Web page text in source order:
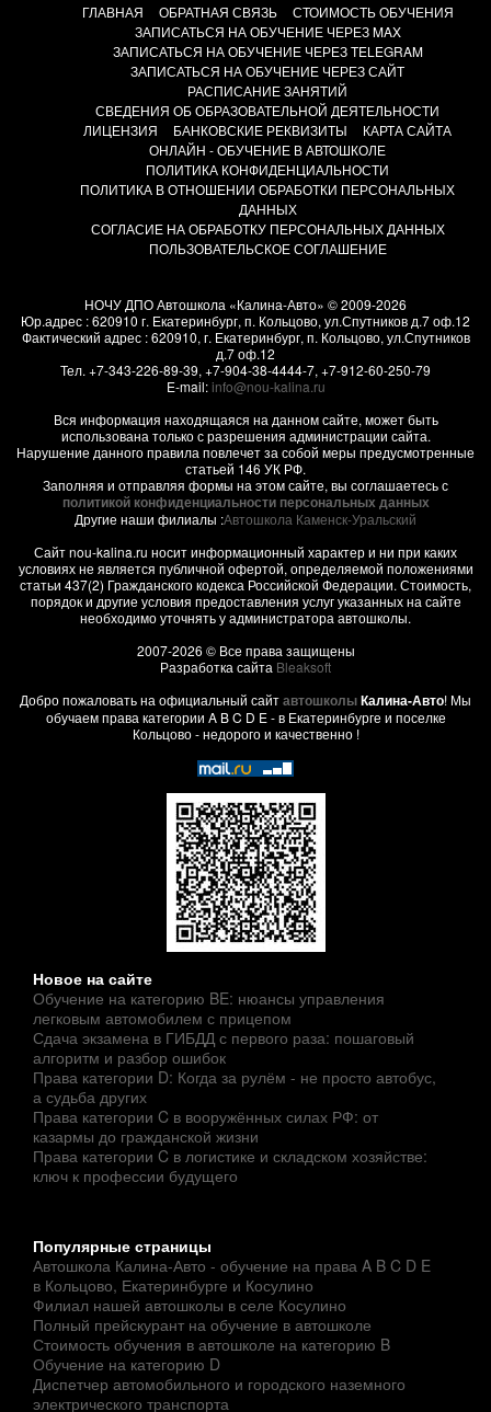
ГЛАВНАЯ ОБРАТНАЯ СВЯЗЬ
СТОИМОСТЬ ОБУЧЕНИЯ
ЗАПИСАТЬСЯ НА ОБУЧЕНИЕ ЧЕРЕЗ MAX
ЗАПИСАТЬСЯ НА ОБУЧЕНИЕ ЧЕРЕЗ TELEGRAM
ЗАПИСАТЬСЯ НА ОБУЧЕНИЕ ЧЕРЕЗ САЙТ
РАСПИСАНИЕ ЗАНЯТИЙ
СВЕДЕНИЯ ОБ ОБРАЗОВАТЕЛЬНОЙ ДЕЯТЕЛЬНОСТИ
ЛИЦЕНЗИЯ
БАНКОВСКИЕ РЕКВИЗИТЫ
КАРТА САЙТА
ОНЛАЙН - ОБУЧЕНИЕ В АВТОШКОЛЕ
ПОЛИТИКА КОНФИДЕНЦИАЛЬНОСТИ
ПОЛИТИКА В ОТНОШЕНИИ ОБРАБОТКИ ПЕРСОНАЛЬНЫХ
ДАННЫХ
СОГЛАСИЕ НА ОБРАБОТКУ ПЕРСОНАЛЬНЫХ ДАННЫХ
ПОЛЬЗОВАТЕЛЬСКОЕ СОГЛАШЕНИЕ
НОЧУ ДПО Автошкола «Калина-Авто» © 2009-2026
Юр.адрес : 620910 г. Екатеринбург, п. Кольцово, ул.Спутников д.7 оф.12
Фактический адрес :620910, г. Екатеринбург, п. Кольцово, ул.Спутников
д.7 оф.12
Тел. +7-343-226-89-39, +7-904-38-4444-7, +7-912-60-250-79
E-mail:info@nou-kalina.ru
Вся информация находящаяся на данном сайте, может быть
использована только с разрешения администрации сайта.
Нарушение данного правила повлечет за собой меры предусмотренные
статьей 146 УК РФ.
Заполняя и отправляя формы на этом сайте, вы соглашаетесь с
политикой конфиденциальности персональных данных
Другие наши филиалы :Автошкола Каменск-Уральский
Сайт nou-kalina.ru носит информационный характер и ни при каких
условиях не является публичной офертой, определяемой положениями
статьи 437(2) Гражданского кодекса Российской Федерации. Стоимость,
порядок и другие условия предоставления услуг указанных на сайте
необходимо уточнять у администратора автошколы.
2007-2026 © Все права защищены
Разработка сайта Bleaksoft
Добро пожаловать на официальный сайтавтошколыКалина-Авто! Мы
обучаем права категории A B C D E - в Екатеринбурге и поселке
Кольцово - недорого и качественно !
Новое на сайте
Обучение на категорию BE: нюансы управления
легковым автомобилем с прицепом
Сдача экзамена в ГИБДД с первого раза: пошаговый
алгоритм и разбор ошибок
Права категории D: Когда за рулём - не просто автобус,
а судьба других
Права категории C в вооружённых силах РФ: от
казармы до гражданской жизни
Права категории C в логистике и складском хозяйстве:
ключ к профессии будущего
Популярные страницы
Автошкола Калина-Авто - обучение на права A B C D E
в Кольцово, Екатеринбурге и Косулино
Филиал нашей автошколы в селе Косулино
Полный прейскурант на обучение в автошколе
Стоимость обучения в автошколе на категорию B
Обучение на категорию D
Диспетчер автомобильного и городского наземного
электрического транспорта